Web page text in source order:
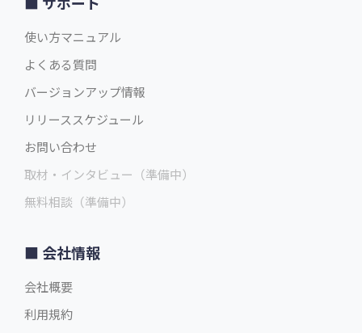
使い方マニュアル
よくある質問
バージョンアップ情報
リリーススケジュール
お問い合わせ
取材・インタビュー（準備中）
無料相談（準備中）
会社情報
会社概要
利用規約